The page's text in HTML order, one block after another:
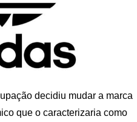
decidiu mudar a marca
que o caracterizaria como